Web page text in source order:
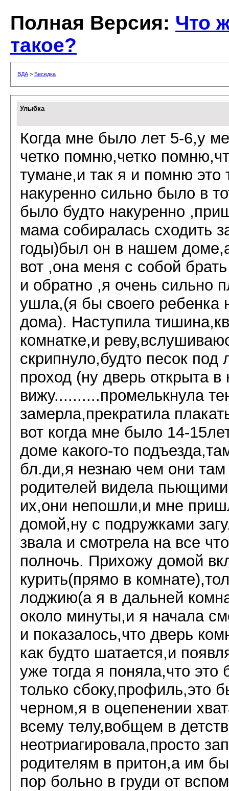
Полная Версия: Что
такое?
ВДА > Беседка
Улыбка
Когда мне было лет 5-6,у
четко помню,четко
тумане,и так я и помню это
накуренно сильно было в
было будто накуренно
мама собиралась сходить
годы)был он в нашем
вот ,она меня с собой
и обратно ,я очень сильно
ушла,(я бы своего ребенка
дома). Наступила
комнатке,и
скрипнуло,будто песок
проход (ну дверь открыта
вижу..........промелькнула
замерла,прекратила
вот когда мне было 14-
доме какого-то
бл.ди,я незнаю чем они
родителей видела
их,они непошли,и мне
домой,ну с подружками
звала и смотрела на все
полночь. Прихожу домой
курить(прямо в
лоджию(а я в дальней
около минуты,и я начала
и показалось,что дверь
как будто шатается,и
уже тогда я поняла,что
только сбоку,профиль,это
черном,я в оцепенении
всему телу,вобщем в
неотриагировала,просто
родителям в притон,а им
пор больно в груди от